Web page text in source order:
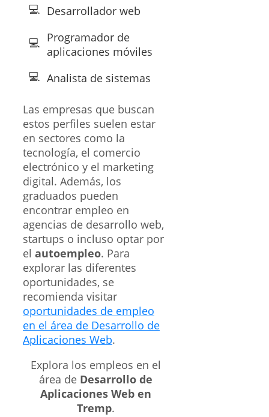
Desarrollador web
Programador de
aplicaciones móviles
Analista de sistemas
Las empresas que buscan
estos perfiles suelen estar
en sectores como la
tecnología, el comercio
electrónico y el marketing
digital. Además, los
graduados pueden
encontrar empleo en
agencias de desarrollo web,
startups o incluso optar por
el autoempleo. Para
explorar las diferentes
oportunidades, se
recomienda visitar
oportunidades de empleo
en el área de Desarrollo de
Aplicaciones Web.
Explora los empleos en el
área de Desarrollo de
Aplicaciones Web en
Tremp.